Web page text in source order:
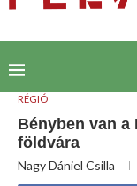
RÉGIÓ
Bényben van a
földvára
Nagy Dániel Csilla